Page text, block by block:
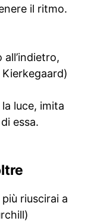
il ritmo.
luce, imita
essa.
riuscirai a